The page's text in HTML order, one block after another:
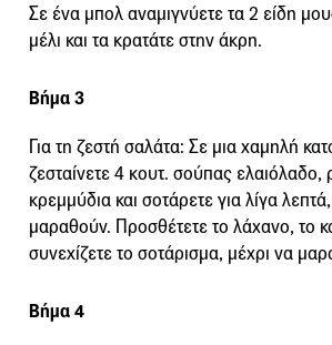
Σε ένα μπολ αναμιγνύετε τα 2 είδη
μέλι και τα κρατάτε στην άκρη.
Βήμα 3
Για τη ζεστή σαλάτα: Σε μια χαμηλή
ζεσταίνετε 4 κουτ. σούπας ελαιόλαδο,
κρεμμύδια και σοτάρετε για λίγα
μαραθούν. Προσθέτετε το λάχανο, το
συνεχίζετε το σοτάρισμα, μέχρι να
Βήμα 4